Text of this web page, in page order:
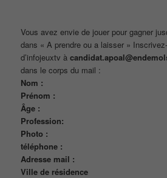
Vous avez envie de jouer pour gagner
dans « A prendre ou a laisser »
d’infojeuxtv à
dans le corps du mail :
Nom :
Prénom :
Âge :
Profession:
Photo :
téléphone :
Adresse mail :
Ville de résidence